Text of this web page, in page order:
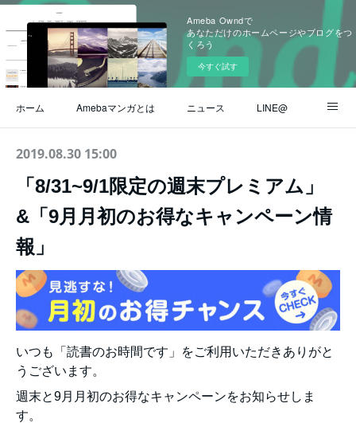
Ameba Owndで
あなただけのホームページやブログをつ
くろう
今すぐ試す
ホーム Amebaマンガとは ニュース LINE@
Instagram 公式ブログ
お問い合わせ
2019.08.30 15:00
「8/31~9/1限定の週末プレミアム」
&「9月月初のお得なキャンペーン情
報」
いつも「読書のお時間です」をご利用いただきありがと
うございます。
週末と9月月初のお得なキャンペーンをお知らせしま
す。